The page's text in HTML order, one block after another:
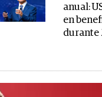
anual:
en
durante